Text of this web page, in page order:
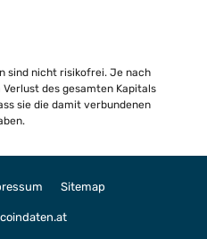
sind nicht risikofrei. Je nach
des gesamten Kapitals
sie die damit verbundenen
Sitemap